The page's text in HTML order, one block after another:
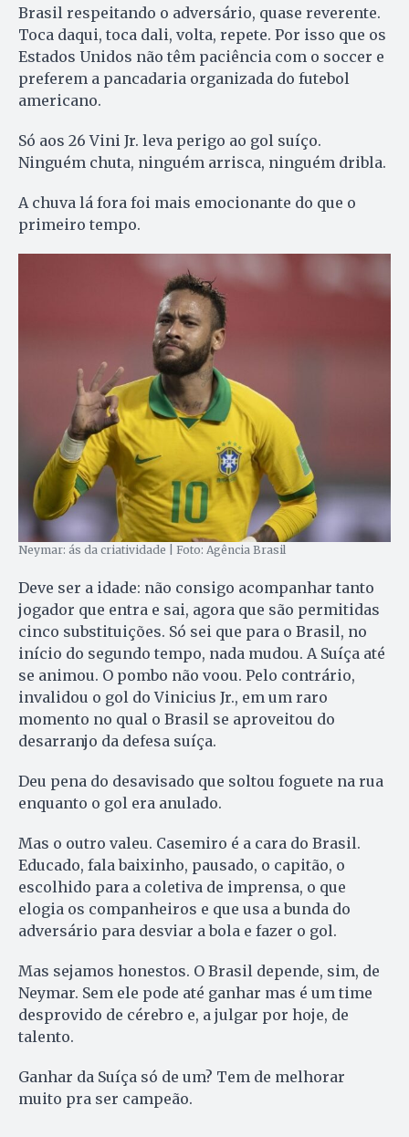
Brasil respeitando o adversário, quase reverente.
Toca daqui, toca dali, volta, repete. Por isso que os
Estados Unidos não têm paciência com o soccer e
preferem a pancadaria organizada do futebol
americano.
Só aos 26 Vini Jr. leva perigo ao gol suíço.
Ninguém chuta, ninguém arrisca, ninguém dribla.
A chuva lá fora foi mais emocionante do que o
primeiro tempo.
Neymar: ás da criatividade | Foto: Agência Brasil
Deve ser a idade: não consigo acompanhar tanto
jogador que entra e sai, agora que são permitidas
cinco substituições. Só sei que para o Brasil, no
início do segundo tempo, nada mudou. A Suíça até
se animou. O pombo não voou. Pelo contrário,
invalidou o gol do Vinicius Jr., em um raro
momento no qual o Brasil se aproveitou do
desarranjo da defesa suíça.
Deu pena do desavisado que soltou foguete na rua
enquanto o gol era anulado.
Mas o outro valeu. Casemiro é a cara do Brasil.
Educado, fala baixinho, pausado, o capitão, o
escolhido para a coletiva de imprensa, o que
elogia os companheiros e que usa a bunda do
adversário para desviar a bola e fazer o gol.
Mas sejamos honestos. O Brasil depende, sim, de
Neymar. Sem ele pode até ganhar mas é um time
desprovido de cérebro e, a julgar por hoje, de
talento.
Ganhar da Suíça só de um? Tem de melhorar
muito pra ser campeão.